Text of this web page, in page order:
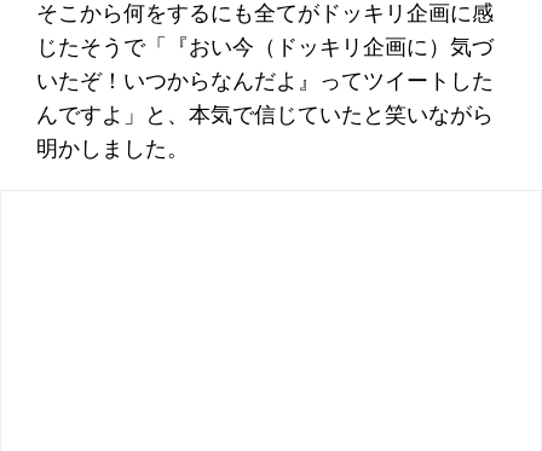
そこから何をするにも全てがドッキリ企画に感
じたそうで「『おい今（ドッキリ企画に）気づ
いたぞ！いつからなんだよ』ってツイートした
んですよ」と、本気で信じていたと笑いながら
明かしました。